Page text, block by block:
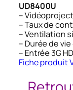
UD8400U
–
– Taux de
– Ventilation
– Durée de
– Entrée 3G
Fiche produit